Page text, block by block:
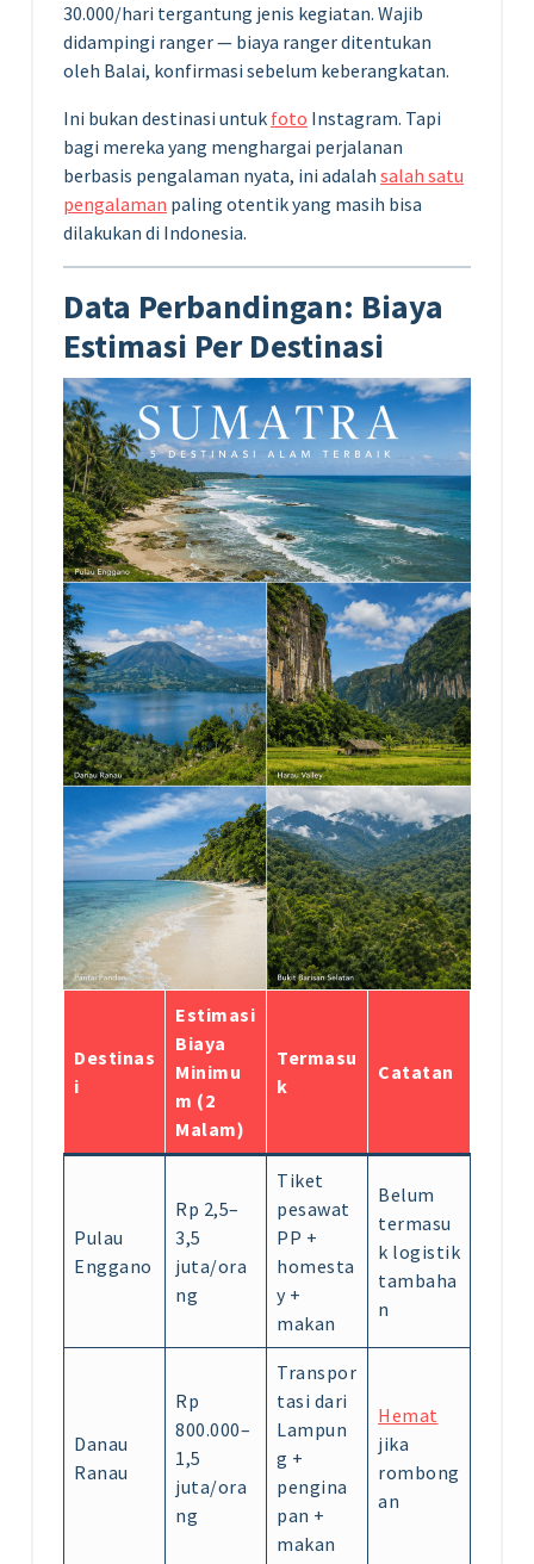
30.000/hari tergantung jenis kegiatan. Wajib
didampingi ranger — biaya ranger ditentukan
oleh Balai, konfirmasi sebelum keberangkatan.
Ini bukan destinasi untuk foto Instagram. Tapi
bagi mereka yang menghargai perjalanan
berbasis pengalaman nyata, ini adalah salah satu
pengalaman paling otentik yang masih bisa
dilakukan di Indonesia.
Data Perbandingan: Biaya
Estimasi Per Destinasi
Destinas
i
Estimasi
Biaya
Minimu
m (2
Malam)
Termasu
k
Catatan
Pulau
Enggano
Rp 2,5–
3,5
juta/ora
ng
Tiket
pesawat
PP +
homesta
y +
makan
Belum
termasu
k logistik
tambaha
n
Danau
Ranau
Rp
800.000–
1,5
juta/ora
ng
Transpor
tasi dari
Lampun
g +
pengina
pan +
makan
Hemat
jika
rombong
an